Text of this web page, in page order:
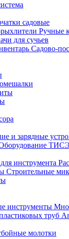
садовые
Ручные
для сучьев
Садово-
ТИСЭ
Строительные
молотки